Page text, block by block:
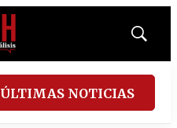
Mostrar
ÚLTIMAS NOTICIAS